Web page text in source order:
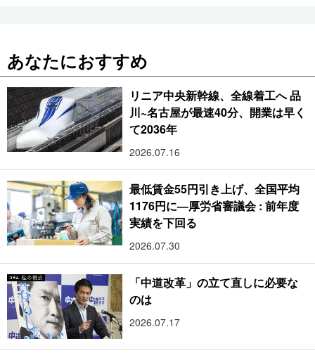
あなたにおすすめ
リニア中央新幹線、全線着工へ 品
川~名古屋が最速40分、開業は早く
て2036年
2026.07.16
最低賃金55円引き上げ、全国平均
1176円に―厚労省審議会 : 前年度
実績を下回る
2026.07.30
「中道改革」の立て直しに必要な
のは
2026.07.17